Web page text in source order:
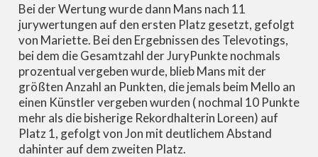
Bei der Wertung wurde dann Mans nach 11
jurywertungen auf den ersten Platz gesetzt, gefolgt
von Mariette. Bei den Ergebnissen des Televotings,
bei dem die Gesamtzahl der JuryPunkte nochmals
prozentual vergeben wurde, blieb Mans mit der
größten Anzahl an Punkten, die jemals beim Mello an
einen Künstler vergeben wurden ( nochmal 10 Punkte
mehr als die bisherige Rekordhalterin Loreen) auf
Platz 1, gefolgt von Jon mit deutlichem Abstand
dahinter auf dem zweiten Platz.